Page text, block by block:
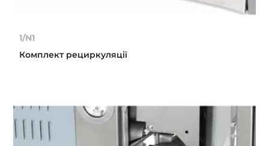
1/N1
Комплект рециркуляції